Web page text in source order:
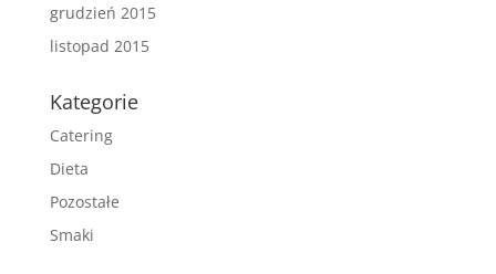
grudzień 2015
listopad 2015
Kategorie
Catering
Dieta
Pozostałe
Smaki